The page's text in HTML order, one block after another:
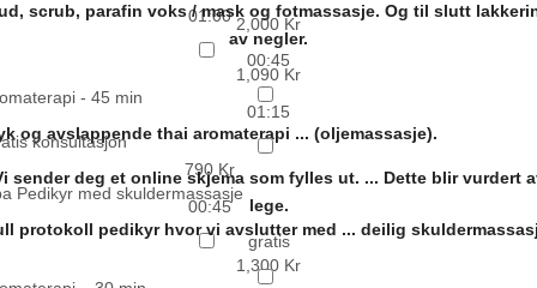
01:00
- 45 min
og avslappende thai aromaterapi ... (oljemassasje).
790 Kr
00:45
scrub, parafin voks / mask og fotmassasje. Og til slutt
av negler.
1,090 Kr
01:15
Pedikyr med skuldermassasje
protokoll pedikyr hvor vi avslutter med ... deilig
1,300 Kr
2,000 Kr
00:45
konsultasjon
sender deg et online skjema som fylles ut. ... Dette blir vurdert
lege.
gratis